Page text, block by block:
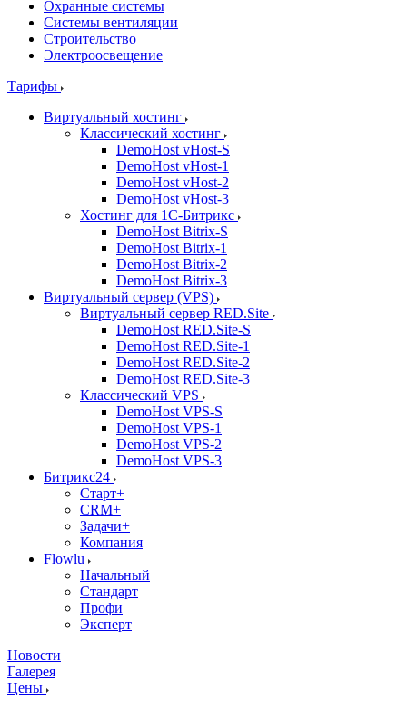
Охранные системы
Системы вентиляции
Строительство
Электроосвещение
Тарифы
Виртуальный хостинг
Классический хостинг
DemoHost vHost-S
DemoHost vHost-1
DemoHost vHost-2
DemoHost vHost-3
Хостинг для 1С-Битрикс
DemoHost Bitrix-S
DemoHost Bitrix-1
DemoHost Bitrix-2
DemoHost Bitrix-3
Виртуальный сервер (VPS)
Виртуальный сервер RED.Site
DemoHost RED.Site-S
DemoHost RED.Site-1
DemoHost RED.Site-2
DemoHost RED.Site-3
Классический VPS
DemoHost VPS-S
DemoHost VPS-1
DemoHost VPS-2
DemoHost VPS-3
Битрикс24
Старт+
CRM+
Задачи+
Компания
Flowlu
Начальный
Стандарт
Профи
Эксперт
Новости
Галерея
Цены